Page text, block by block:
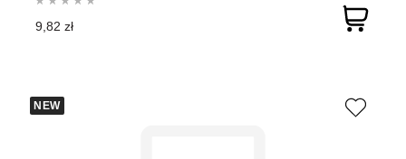
9,82 zł
NEW